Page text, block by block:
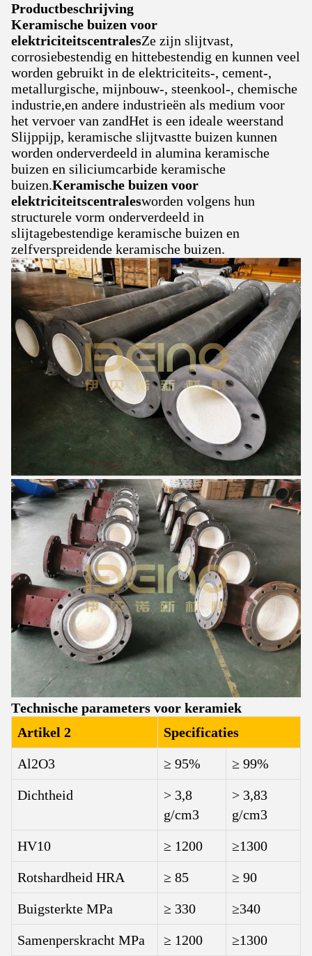
Productbeschrijving
Keramische buizen voor
elektriciteitscentralesZe zijn slijtvast,
corrosiebestendig en hittebestendig en kunnen veel
worden gebruikt in de elektriciteits-, cement-,
metallurgische, mijnbouw-, steenkool-, chemische
industrie,en andere industrieën als medium voor
het vervoer van zandHet is een ideale weerstand
Slijppijp, keramische slijtvastte buizen kunnen
worden onderverdeeld in alumina keramische
buizen en siliciumcarbide keramische
buizen.Keramische buizen voor
elektriciteitscentralesworden volgens hun
structurele vorm onderverdeeld in
slijtagebestendige keramische buizen en
zelfverspreidende keramische buizen.
Technische parameters voor keramiek
Artikel 2
Specificaties
Al2O3 ≥ 95% ≥ 99%
Dichtheid
> 3,8
g/cm3
> 3,83
g/cm3
HV10 ≥ 1200 ≥1300
Rotshardheid HRA ≥ 85 ≥ 90
Buigsterkte MPa ≥ 330 ≥340
Samenperskracht MPa ≥ 1200 ≥1300